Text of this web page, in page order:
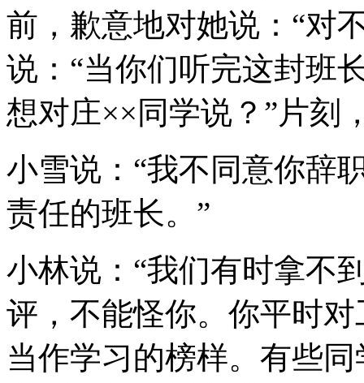
前，歉意地对她说：“对
说：“当你们听完这封班
想对庄××同学说？”片刻
小雪说：“我不同意你辞
责任的班长。”
小林说：“我们有时拿不
评，不能怪你。你平时
当作学习的榜样。有些